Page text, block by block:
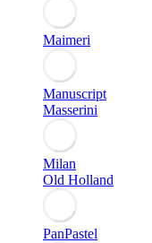
Maimeri
Manuscript
Masserini
Milan
Old Holland
PanPastel